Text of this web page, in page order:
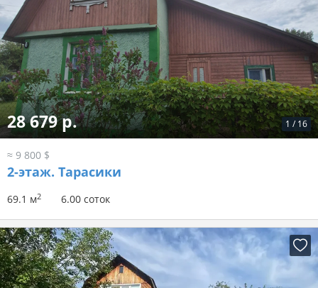
1 / 16
28 679 р.
≈ 9 800 $
2-этаж. Тарасики
69.1 м2 6.00 соток